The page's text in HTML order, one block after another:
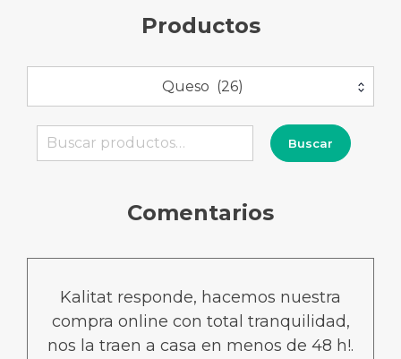
Productos
Queso (26)
Buscar
Buscar
Comentarios
Kalitat responde, hacemos nuestra
compra online con total tranquilidad,
nos la traen a casa en menos de 48 h!.